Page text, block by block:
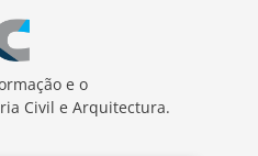
e o
Civil e Arquitectura.